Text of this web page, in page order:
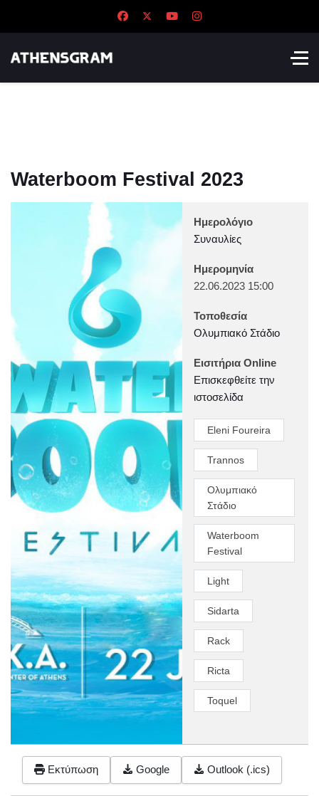
Waterboom Festival 2023
Ημερολόγιο
Συναυλίες
Ημερομηνία
22.06.2023 15:00
Τοποθεσία
Ολυμπιακό Στάδιο
Εισιτήρια Online
Επισκεφθείτε την
ιστοσελίδα
Eleni Foureira
Trannos
Ολυμπιακό
Στάδιο
Waterboom
Festival
Light
Sidarta
Rack
Ricta
Toquel
Εκτύπωση Google Outlook (.ics)